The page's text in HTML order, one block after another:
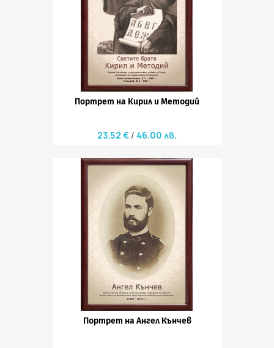
Портрет на Кирил и Методий
23.52 € 46.00 лв.
Портрет на Ангел Кънчев